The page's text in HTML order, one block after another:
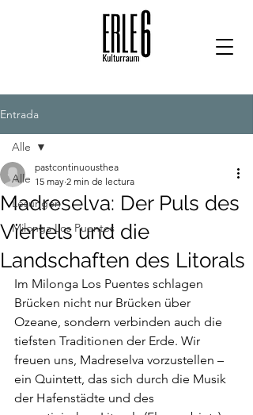
Entrada
Alle
Lesungen
Milonga Los Puentes
Alle
Madreselva: Der Puls des
Viertels und die
Landschaften des Litorals
pastcontinuousthea
15 may 2 min de lectura
Im Milonga Los Puentes schlagen
Brücken nicht nur Brücken über
Ozeane, sondern verbinden auch die
tiefsten Traditionen der Erde. Wir
freuen uns, Madreselva vorzustellen –
ein Quintett, das sich durch die Musik
der Hafenstädte und des